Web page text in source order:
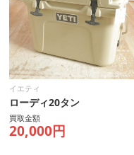
イエティ
ローディ20タン
買取金額
20,000円